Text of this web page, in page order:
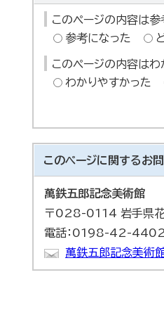
このページの内容は参
参考になった
このページの内容はわ
わかりやすかった
このページに関するお
萬鉄五郎記念美術館
〒028-0114 岩手県
電話：0198-42-
萬鉄五郎記念美術